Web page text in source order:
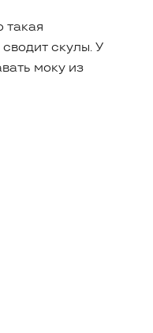
такая
скулы. У
моку из